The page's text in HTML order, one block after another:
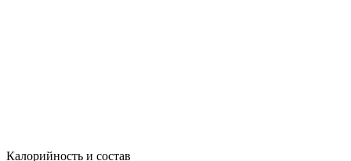
Калорийность и состав